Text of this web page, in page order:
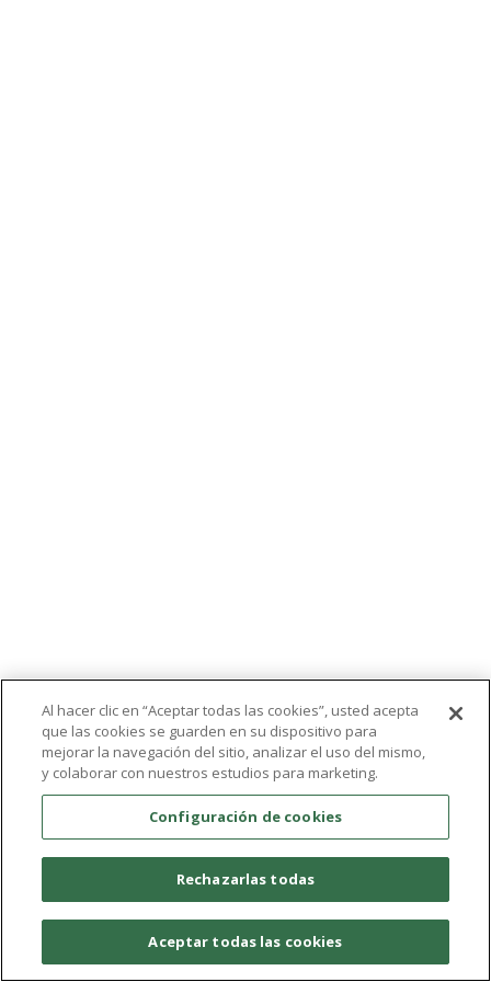
Al hacer clic en “Aceptar todas las cookies”, usted acepta
que las cookies se guarden en su dispositivo para
mejorar la navegación del sitio, analizar el uso del mismo,
y colaborar con nuestros estudios para marketing.
Configuración de cookies
Rechazarlas todas
Aceptar todas las cookies